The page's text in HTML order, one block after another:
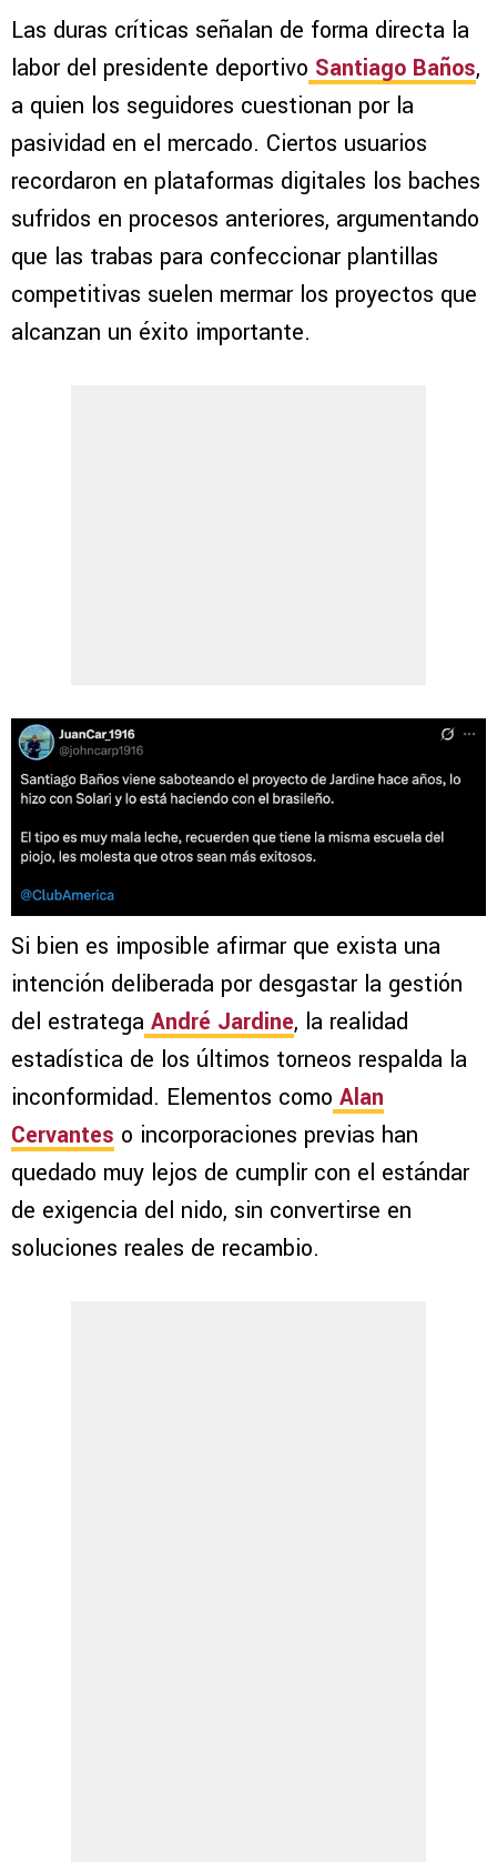
Las duras críticas señalan de forma directa la
labor del presidente deportivo Santiago Baños,
a quien los seguidores cuestionan por la
pasividad en el mercado. Ciertos usuarios
recordaron en plataformas digitales los baches
sufridos en procesos anteriores, argumentando
que las trabas para confeccionar plantillas
competitivas suelen mermar los proyectos que
alcanzan un éxito importante.
Si bien es imposible afirmar que exista una
intención deliberada por desgastar la gestión
del estratega André Jardine, la realidad
estadística de los últimos torneos respalda la
inconformidad. Elementos como Alan
Cervantes o incorporaciones previas han
quedado muy lejos de cumplir con el estándar
de exigencia del nido, sin convertirse en
soluciones reales de recambio.